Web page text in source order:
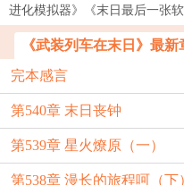
进化模拟器》《末日最后一张
《武装列车在末日》最新
完本感言
第540章 末日丧钟
第539章 星火燎原（一）
第538章 漫长的旅程呵（下